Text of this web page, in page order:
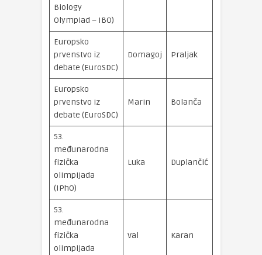
Biology
Olympiad – IBO)
Europsko
prvenstvo iz
debate (EuroSDC)
Domagoj Praljak
Europsko
prvenstvo iz
debate (EuroSDC)
Marin Bolanča
53.
međunarodna
fizička
olimpijada
(IPhO)
Luka Duplančić
53.
međunarodna
fizička
olimpijada
Val Karan